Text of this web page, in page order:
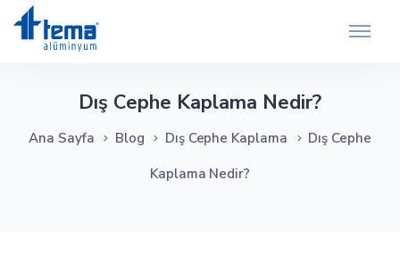
Dış Cephe Kaplama Nedir?
Ana Sayfa Blog Dış Cephe Kaplama
Dış Cephe
Kaplama Nedir?